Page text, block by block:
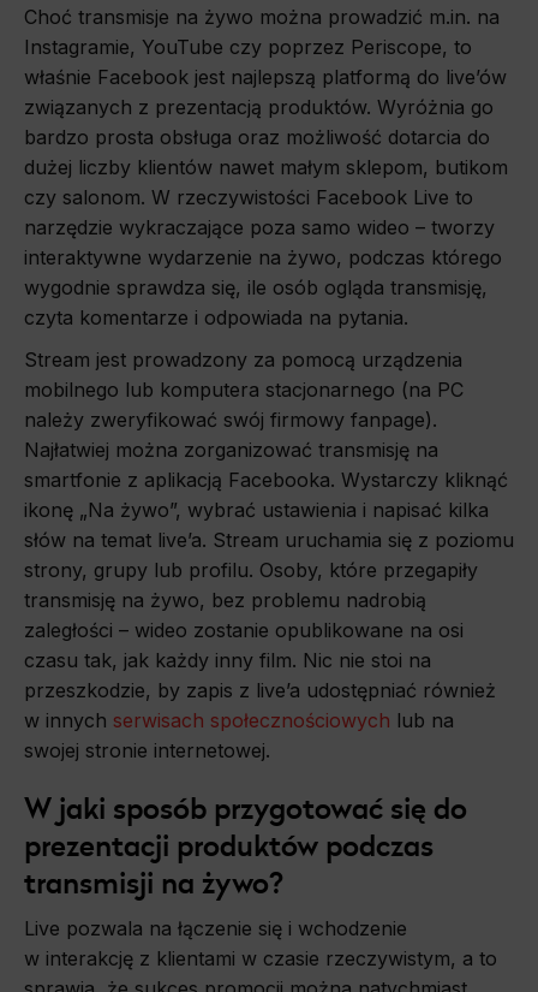
Choć transmisje na żywo można prowadzić m.in. na
Instagramie, YouTube czy poprzez Periscope, to
właśnie Facebook jest najlepszą platformą do live’ów
związanych z prezentacją produktów. Wyróżnia go
bardzo prosta obsługa oraz możliwość dotarcia do
dużej liczby klientów nawet małym sklepom, butikom
czy salonom. W rzeczywistości Facebook Live to
narzędzie wykraczające poza samo wideo – tworzy
interaktywne wydarzenie na żywo, podczas którego
wygodnie sprawdza się, ile osób ogląda transmisję,
czyta komentarze i odpowiada na pytania.
Stream jest prowadzony za pomocą urządzenia
mobilnego lub komputera stacjonarnego (na PC
należy zweryfikować swój firmowy fanpage).
Najłatwiej można zorganizować transmisję na
smartfonie z aplikacją Facebooka. Wystarczy kliknąć
ikonę „Na żywo”, wybrać ustawienia i napisać kilka
słów na temat live’a. Stream uruchamia się z poziomu
strony, grupy lub profilu. Osoby, które przegapiły
transmisję na żywo, bez problemu nadrobią
zaległości – wideo zostanie opublikowane na osi
czasu tak, jak każdy inny film. Nic nie stoi na
przeszkodzie, by zapis z live’a udostępniać również
w innych serwisach społecznościowych lub na
swojej stronie internetowej.
W jaki sposób przygotować się do
prezentacji produktów podczas
transmisji na żywo?
Live pozwala na łączenie się i wchodzenie
w interakcję z klientami w czasie rzeczywistym, a to